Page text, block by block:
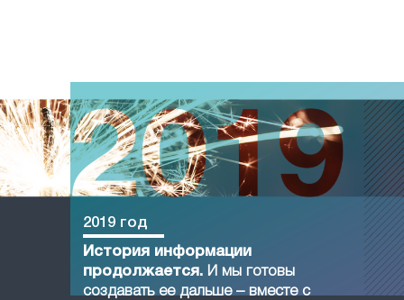
2019 год
История информации
продолжается. И мы готовы
создавать ее дальше – вместе с